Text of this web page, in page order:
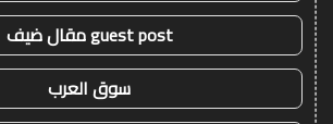
guest post مقال ضيف
سوق العرب